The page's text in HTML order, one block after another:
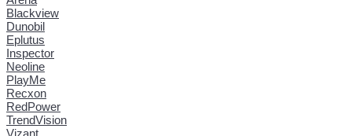
Blackview
Dunobil
Eplutus
Inspector
Neoline
PlayMe
Recxon
RedPower
TrendVision
Vizant